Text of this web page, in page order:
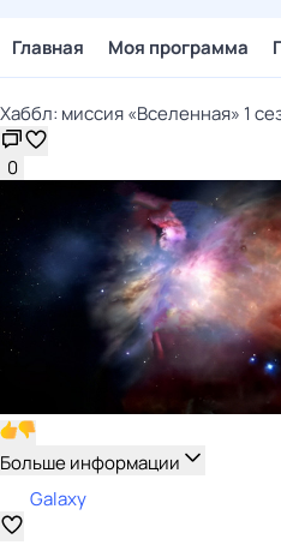
Главная Моя программа
Хаббл: миссия «Вселенная» 1
0
Больше информации
Galaxy